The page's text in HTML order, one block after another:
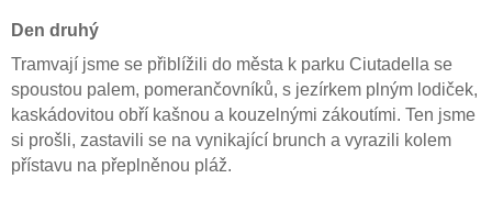
Den druhý
Tramvají jsme se přiblížili do města k parku Ciutadella se
spoustou palem, pomerančovníků, s jezírkem plným lodiček,
kaskádovitou obří kašnou a kouzelnými zákoutími. Ten jsme
si prošli, zastavili se na vynikající brunch a vyrazili kolem
přístavu na přeplněnou pláž.